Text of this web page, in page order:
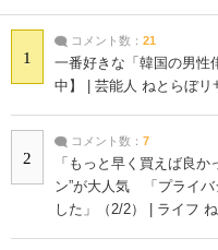
1
コメント数： 21
一番好きな「韓国の男性
中】 | 芸能人 ねとらぼリ
2
コメント数： 7
「もっと早く買えば良
ン”が大人気 「プライバ
した」（2/2） | ライフ